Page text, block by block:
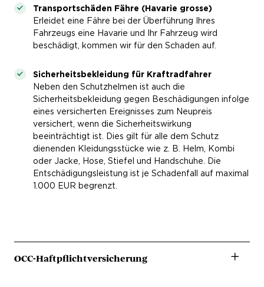
Transportschäden Fähre (Havarie grosse)
Erleidet eine Fähre bei der Überführung Ihres
Fahrzeugs eine Havarie und Ihr Fahrzeug wird
beschädigt, kommen wir für den Schaden auf.
Sicherheitsbekleidung für Kraftradfahrer
Neben den Schutzhelmen ist auch die
Sicherheitsbekleidung gegen Beschädigungen infolge
eines versicherten Ereignisses zum Neupreis
versichert, wenn die Sicherheitswirkung
beeinträchtigt ist. Dies gilt für alle dem Schutz
dienenden Kleidungsstücke wie z. B. Helm, Kombi
oder Jacke, Hose, Stiefel und Handschuhe. Die
Entschädigungsleistung ist je Schadenfall auf maximal
1.000 EUR begrenzt.
OCC-Haftpflichtversicherung